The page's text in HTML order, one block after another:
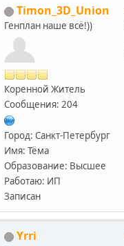
Timon_3D_Union
Генплан наше всё!))
Коренной Житель
Сообщения: 204
Город: Санкт-Петербург
Имя: Тёма
Образование: Высшее
Работаю: ИП
Записан
Yrri